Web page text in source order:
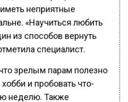
неприятные
«Научиться любить
из способов вернуть
специалист.
зрелым парам полезно
и пробовать что-
неделю. Также